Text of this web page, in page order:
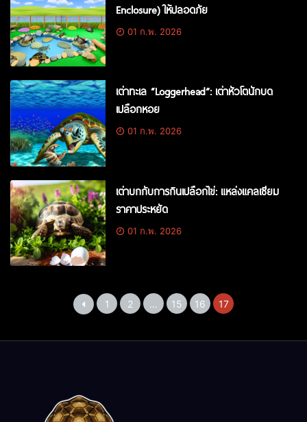
Enclosure) ให้ปลอดภัย
01 ก.พ. 2026
เต่าทะเล “Loggerhead”: เต่าหัวโตนักบด
เปลือกหอย
01 ก.พ. 2026
เต่าบกกับการกินเปลือกไข่: แหล่งแคลเซียม
ราคาประหยัด
01 ก.พ. 2026
1 2 … 15 16 17